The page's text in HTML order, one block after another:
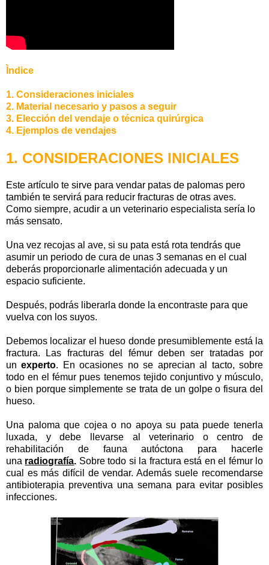
Ìndice
1. Consideraciones iniciales
2. Material necesario y pasos a seguir
3. Elección del vendaje o técnica quirúrgica
4. Ejemplos de vendajes
1. CONSIDERACIONES INICIALES
Este artículo te sirve para vendar patas de palomas pero
también te servirá para reducir fracturas de otras aves.
Como siempre, acudir a un veterinario especialista sería lo
más sensato.
Una vez recojas al ave, si su pata está rota tendrás que
asumir un periodo de cura de unas 3 semanas en el cual
deberás proporcionarle alimentación adecuada y un
espacio suficiente.
Después, podrás liberarla donde la encontraste para que
vuelva con los suyos.
Debemos localizar el hueso donde presumiblemente está la
fractura. Las fracturas del fémur deben ser tratadas por
unexperto. En ocasiones no se aprecian al tacto, sobre
todo en el fémur pues tenemos tejido conjuntivo y músculo,
o bien porque simplemente se trata de un golpe o fisura del
hueso.
Una paloma que cojea o no apoya su pata puede tenerla
luxada, y debe llevarse al veterinario o centro de
rehabilitación de fauna autóctona para hacerle
una radiografía. Sobre todo si la fractura está en el fémur lo
cual es más difícil de vendar. Además suele recomendarse
antibioterapia preventiva una semana para evitar posibles
infecciones.